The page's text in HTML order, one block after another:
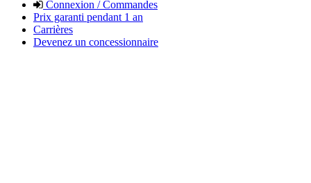
Connexion / Commandes
Prix garanti pendant 1 an
Carrières
Devenez un concessionnaire